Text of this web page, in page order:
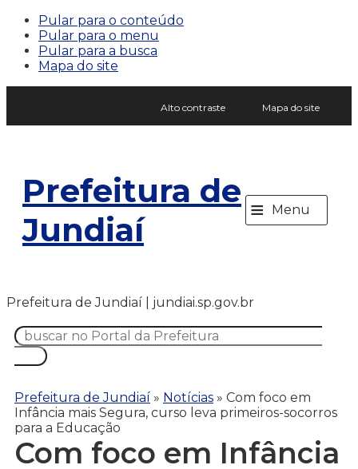
Pular para o conteúdo
Pular para o menu
Pular para a busca
Mapa do site
Alto contraste Mapa do site
Prefeitura de
Jundiaí
≡ Menu
Prefeitura de Jundiaí | jundiai.sp.gov.br
Prefeitura de Jundiaí » Notícias » Com foco em
Infância mais Segura, curso leva primeiros-socorros
para a Educação
Com foco em Infância